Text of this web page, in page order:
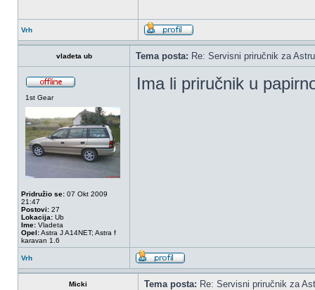
Vrh
vladeta ub Tema posta: Re: Servisni priručnik za
1st Gear
Pridružio se: 07 Okt 2009
21:47
Postovi: 27
Lokacija: Ub
Ime: Vladeta
Opel:Astra J A14NET; Astra f
karavan 1.6
Ima li priručnik u
Vrh
Micki Tema posta: Re: Servisni priručnik za